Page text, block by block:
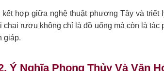
hợp giữa nghệ thuật phương Tây và triết
chai rượu không chỉ là đồ uống mà còn là tác
giáp.
Ý Nghĩa Phong Thủy Và Văn